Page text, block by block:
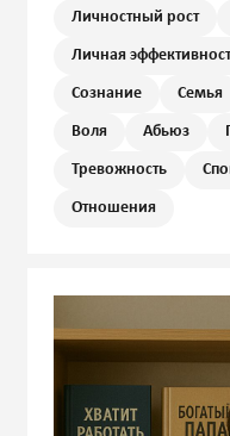
Личностный рост
Личная
Сознание Семья
Воля Абьюз
Тревожность
Отношения